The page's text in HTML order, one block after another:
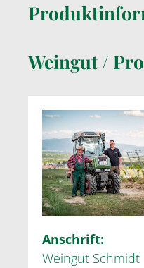
Weingut /
Anschrift:
Weingut Schmidt